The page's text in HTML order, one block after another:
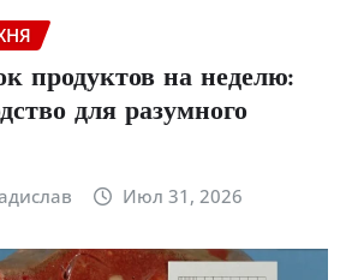
продуктов на неделю:
для разумного
Июл 31, 2026